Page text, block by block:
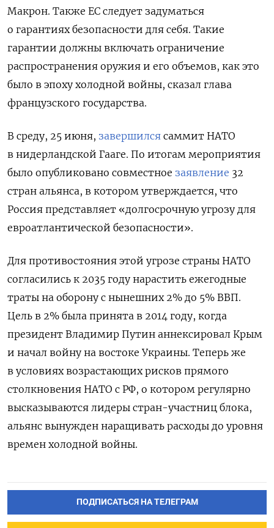
Макрон. Также ЕС следует задуматься
о гарантиях безопасности для себя. Такие
гарантии должны включать ограничение
распространения оружия и его объемов, как это
было в эпоху холодной войны, сказал глава
французского государства.
В среду, 25 июня, завершился саммит НАТО
в нидерландской Гааге. По итогам мероприятия
было опубликовано совместное заявление 32
стран альянса, в котором утверждается, что
Россия представляет «долгосрочную угрозу для
евроатлантической безопасности».
Для противостояния этой угрозе страны НАТО
согласились к 2035 году нарастить ежегодные
траты на оборону с нынешних 2% до 5% ВВП.
Цель в 2% была принята в 2014 году, когда
президент Владимир Путин аннексировал Крым
и начал войну на востоке Украины. Теперь же
в условиях возрастающих рисков прямого
столкновения НАТО с РФ, о котором регулярно
высказываются лидеры стран-участниц блока,
альянс вынужден наращивать расходы до уровня
времен холодной войны.
ПОДПИСАТЬСЯ НА ТЕЛЕГРАМ